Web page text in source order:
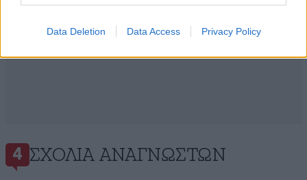
Data Deletion Data Access Privacy Policy
4 ΣΧΌΛΙΑ ΑΝΑΓΝΩΣΤΏΝ